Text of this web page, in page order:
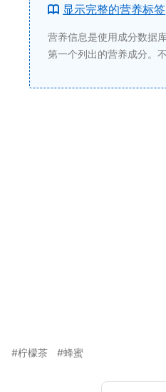
显示完整的营养标签
营养信息是使用成分数据
第一个列出的营养成分。
柠檬茶 蜂蜜